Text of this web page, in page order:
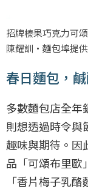
招牌榛果巧克力可
陳耀訓・麵包埠提供
春日麵包，
多數麵包店全年
則想透過時令與
趣味與期待。因
品「可頌布里歐
「香片梅子乳